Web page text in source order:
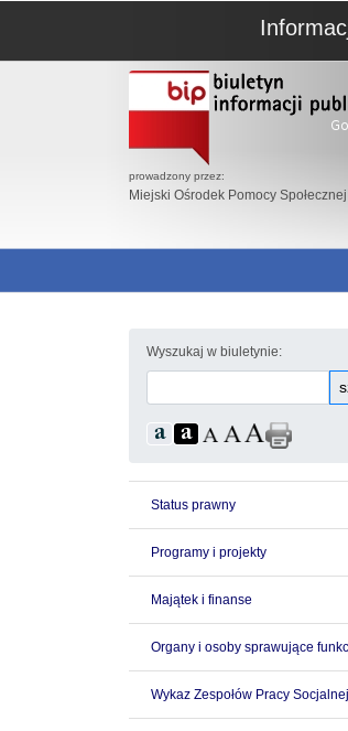
prowadzony przez:
Miejski Ośrodek Pomocy Społecznej
Wyszukaj w biuletynie:
Status prawny
Programy i projekty
Majątek i finanse
Organy i osoby sprawujące
Wykaz Zespołów Pracy Socjalnej